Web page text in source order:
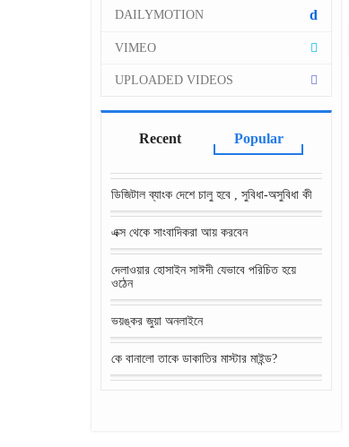
DAILYMOTION d
VIMEO
UPLOADED VIDEOS
Recent Popular
ডিজিটাল ব্যাংক দেশে চালু হবে , সুবিধা-অসুবিধা কী
এক্স থেকে সাংবাদিকরা আয় করবেন
দেলাওয়ার হোসাইন সাঈদী যেভাবে পরিচিত হয়ে
ওঠেন
ভয়ঙ্কর জুয়া অনলাইনে
কে বানালো তাকে ডাকাতির মাস্টার মাইন্ড?